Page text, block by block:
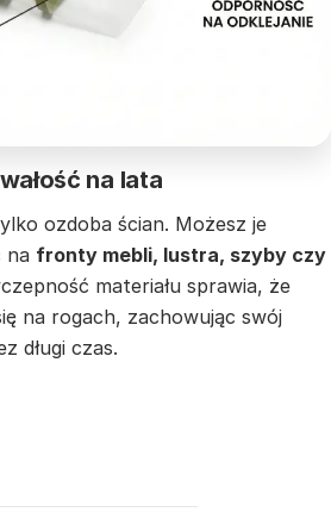
na lata
ozdoba ścian. Możesz je
na fronty mebli, lustra, szyby czy
materiału sprawia, że
na rogach, zachowując swój
długi czas.